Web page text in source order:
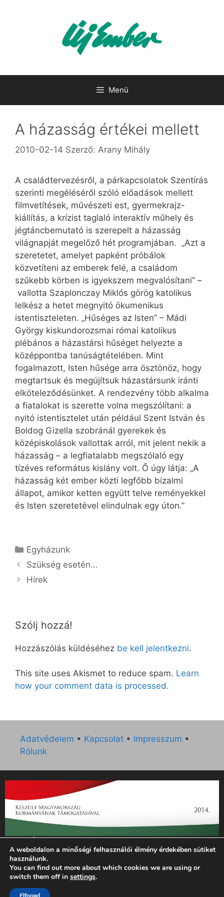
Menü
A házasság értékei mellett
2010-02-14 Szerző: Arany Mihály
A családtervezésről, a párkapcsolatok Szentírás
szerinti megéléséről szóló előadások mellett
filmvetítések, művészeti est, gyermekrajz-
kiállítás, a krízist taglaló interaktív műhely és
jégtáncbemutató is szerepelt a házasság
világnapját megelőző hét programjában. „Azt a
szeretetet, amelyet papként próbálok
közvetíteni az emberek felé, a családom
szűkebb körben is igyekszem megvalósítani” –
vallotta Szaplonczay Miklós görög katolikus
lelkész a hetet megnyitó ökumenikus
istentiszteleten. „Hűséges az Isten” – Mádi
György kiskundorozsmai római katolikus
plébános a házastársi hűséget helyezte a
középpontba tanúságtételében. Mint
fogalmazott, Isten hűsége arra ösztönöz, hogy
megtartsuk és megújítsuk házastársunk iránti
elköteleződésünket. A rendezvény több alkalma
a fiatalokat is szerette volna megszólítani: a
nyitó istentisztelet után például Szent István és
Boldog Gizella szobránál gyerekek és
középiskolások vallottak arról, mit jelent nekik a
házasság – a legfiatalabb megszólaló egy
tízéves református kislány volt. Ő úgy látja: „A
házasság két ember közti legfőbb bizalmi
állapot, amikor ketten együtt telve reményekkel
és Isten szeretetével elindulnak egy úton.”
Kategória
Egyházunk
Szükség esetén…
Hírek
Szólj hozzá!
Hozzászólás küldéséhez be kell jelentkezni.
This site uses Akismet to reduce spam. Learn
how your comment data is processed.
Adatvédelem • Kapcsolat • Impresszum •
Rólunk
„Az Új Ember katolikus hetilap 2014. évi működésének
támogatását az EGYH-KCP-14-P-0121 sz. támogatási
szerződés keretében 3 000 000 Ft összegben támogatta az
Emberi Erőforrások Minisztériuma.”
A weboldalon a minőségi felhasználói élmény érdekében sütiket
használunk.
You can find out more about which cookies we are using or
switch them off in settings.